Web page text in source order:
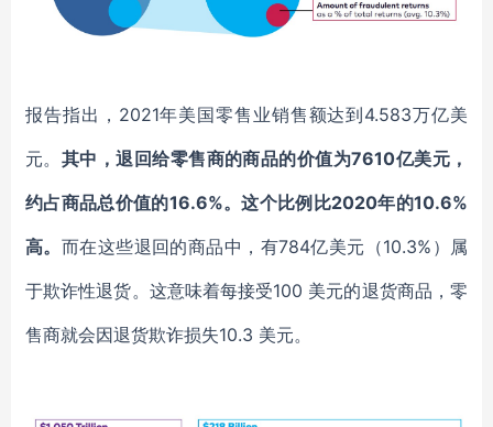
报告指出， 2021年美国零售业销售额达到4.583万亿美
元。 其中，退回给零售商的商品的价值为7610亿美元，
约占商品总价值的16.6%。这个比例比2020年的10.6%
高。 而在这些退回的商品中，有784亿美元（10.3%）属
于欺诈性退货。这意味着每接受100 美元的退货商品，零
售商就会因退货欺诈损失10.3 美元。